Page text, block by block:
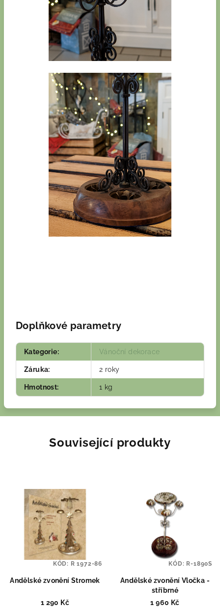
Doplňkové parametry
Kategorie: Vánoční dekorace
Záruka: 2 roky
Hmotnost: 1 kg
Související produkty
Andělské zvonění Stromek
1 290 Kč
KÓD: R 1972-86
Andělské zvonění Vločka -
stříbrné
1 960 Kč
KÓD: R-1890S